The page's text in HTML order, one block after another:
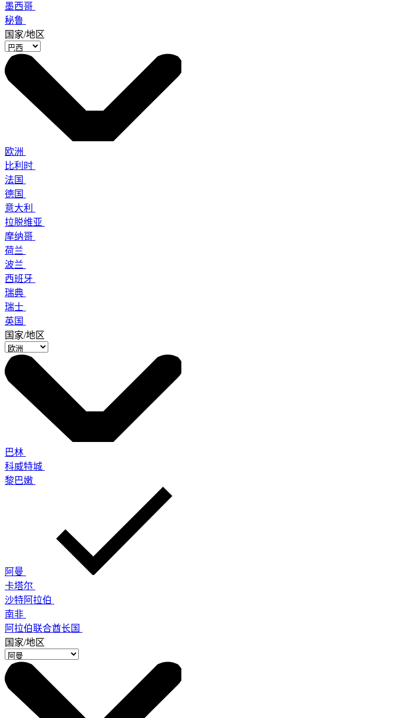
墨西哥
秘鲁
国家/地区
欧洲
比利时
法国
德国
意大利
拉脱维亚
摩纳哥
荷兰
波兰
西班牙
瑞典
瑞士
英国
国家/地区
巴林
科威特城
黎巴嫩
阿曼
卡塔尔
沙特阿拉伯
南非
阿拉伯联合酋长国
国家/地区